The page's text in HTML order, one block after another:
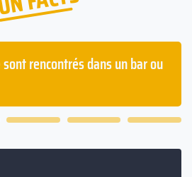
en moyenne deux ans à avoir
leur vie.